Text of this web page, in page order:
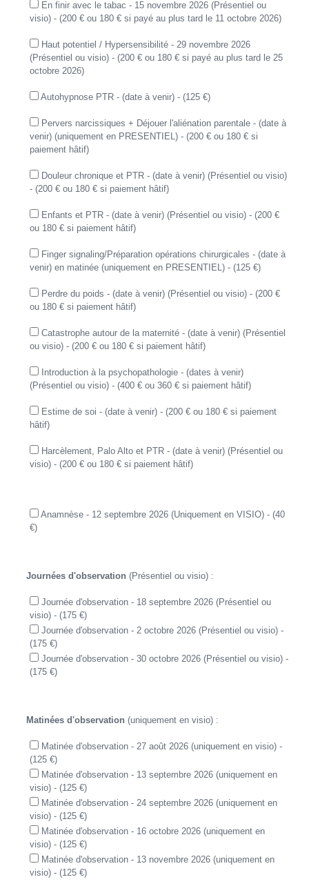
En finir avec le tabac - 15 novembre 2026 (Présentiel ou
visio) - (200 € ou 180 € si payé au plus tard le 11 octobre 2026)
Haut potentiel / Hypersensibilité - 29 novembre 2026
(Présentiel ou visio) - (200 € ou 180 € si payé au plus tard le 25
octobre 2026)
Autohypnose PTR - (date à venir) - (125 €)
Pervers narcissiques + Déjouer l'aliénation parentale - (date à
venir) (uniquement en PRESENTIEL) - (200 € ou 180 € si
paiement hâtif)
Douleur chronique et PTR - (date à venir) (Présentiel ou visio)
- (200 € ou 180 € si paiement hâtif)
Enfants et PTR - (date à venir) (Présentiel ou visio) - (200 €
ou 180 € si paiement hâtif)
Finger signaling/Préparation opérations chirurgicales - (date à
venir) en matinée (uniquement en PRESENTIEL) - (125 €)
Perdre du poids - (date à venir) (Présentiel ou visio) - (200 €
ou 180 € si paiement hâtif)
Catastrophe autour de la maternité - (date à venir) (Présentiel
ou visio) - (200 € ou 180 € si paiement hâtif)
Introduction à la psychopathologie - (dates à venir)
(Présentiel ou visio) - (400 € ou 360 € si paiement hâtif)
Estime de soi - (date à venir) - (200 € ou 180 € si paiement
hâtif)
Harcèlement, Palo Alto et PTR - (date à venir) (Présentiel ou
visio) - (200 € ou 180 € si paiement hâtif)
Anamnèse - 12 septembre 2026 (Uniquement en VISIO) - (40
€)
Journées d'observation (Présentiel ou visio) :
Journée d'observation - 18 septembre 2026 (Présentiel ou
visio) - (175 €)
Journée d'observation - 2 octobre 2026 (Présentiel ou visio) -
(175 €)
Journée d'observation - 30 octobre 2026 (Présentiel ou visio) -
(175 €)
Matinées d'observation (uniquement en visio) :
Matinée d'observation - 27 août 2026 (uniquement en visio) -
(125 €)
Matinée d'observation - 13 septembre 2026 (uniquement en
visio) - (125 €)
Matinée d'observation - 24 septembre 2026 (uniquement en
visio) - (125 €)
Matinée d'observation - 16 octobre 2026 (uniquement en
visio) - (125 €)
Matinée d'observation - 13 novembre 2026 (uniquement en
visio) - (125 €)